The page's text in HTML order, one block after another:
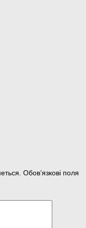
Обов’язкові поля